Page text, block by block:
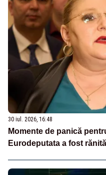
30 iul. 2026, 16:48
Momente de panică
Eurodeputata a fost